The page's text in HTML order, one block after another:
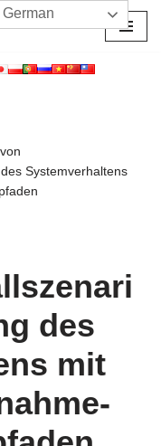
Systemverhaltens
des
mit
German